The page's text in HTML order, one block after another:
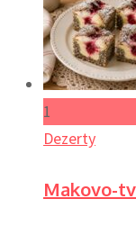
1
Dezerty
Makovo-